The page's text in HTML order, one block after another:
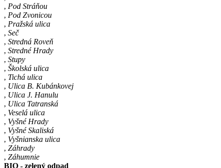
, Pod Stráňou
, Pod Zvonicou
, Pražská ulica
, Seč
, Stredná Roveň
, Stredné Hrady
, Stupy
, Školská ulica
, Tichá ulica
, Ulica B. Kubánkovej
, Ulica J. Hanulu
, Ulica Tatranská
, Veselá ulica
, Vyšné Hrady
, Vyšné Skaliská
, Vyšnianska ulica
, Záhrady
, Záhumnie
BIO - zelený odpad